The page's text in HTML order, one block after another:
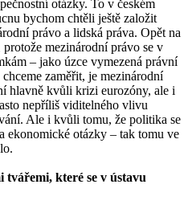
otázky. To v českém
bychom chtěli ještě založit
právo a lidská práva. Opět na
mezinárodní právo se v
– jako úzce vymezená právní
zaměřit, je mezinárodní
hlavně kvůli krizi eurozóny, ale i
nepříliš viditelného vlivu
Ale i kvůli tomu, že politika se
ekonomické otázky – tak tomu ve
tvářemi, které se v ústavu